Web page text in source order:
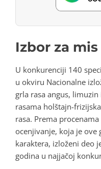
Izbor za
U konkurenciji 140
u okviru Nacionalne
grla rasa angus,
rasama holštajn-
rasa. Prema
ocenjivanje, koja je
karaktera, izloženi deo
godina u najjačoj